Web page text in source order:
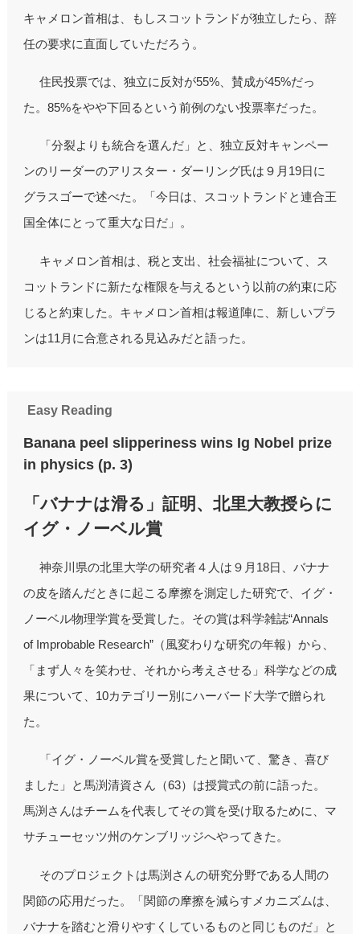
キャメロン首相は、もしスコットランドが独立したら、辞
任の要求に直面していただろう。
住民投票では、独立に反対が55%、賛成が45%だっ
た。85%をやや下回るという前例のない投票率だった。
「分裂よりも統合を選んだ」と、独立反対キャンペー
ンのリーダーのアリスター・ダーリング氏は９月19日に
グラスゴーで述べた。「今日は、スコットランドと連合王
国全体にとって重大な日だ」。
キャメロン首相は、税と支出、社会福祉について、ス
コットランドに新たな権限を与えるという以前の約束に応
じると約束した。キャメロン首相は報道陣に、新しいプラ
ンは11月に合意される見込みだと語った。
Easy Reading
Banana peel slipperiness wins Ig Nobel prize
in physics (p. 3)
「バナナは滑る」証明、北里大教授らに
イグ・ノーベル賞
神奈川県の北里大学の研究者４人は９月18日、バナナ
の皮を踏んだときに起こる摩擦を測定した研究で、イグ・
ノーベル物理学賞を受賞した。その賞は科学雑誌“Annals
of Improbable Research”（風変わりな研究の年報）から、
「まず人々を笑わせ、それから考えさせる」科学などの成
果について、10カテゴリー別にハーバード大学で贈られ
た。
「イグ・ノーベル賞を受賞したと聞いて、驚き、喜び
ました」と馬渕清資さん（63）は授賞式の前に語った。
馬渕さんはチームを代表してその賞を受け取るために、マ
サチューセッツ州のケンブリッジへやってきた。
そのプロジェクトは馬渕さんの研究分野である人間の
関節の応用だった。「関節の摩擦を減らすメカニズムは、
バナナを踏むと滑りやすくしているものと同じものだ」と